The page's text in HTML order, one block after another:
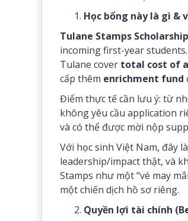
Học bổng này là gì &
Tulane Stamps Scholarship
incoming first-year
Tulane cover total cost of
cấp thêm enrichment fund
Điểm thực tế cần lưu ý: từ
không yêu cầu application
và có thể được mời nộp
Với học sinh Việt Nam, đây
leadership/impact thật, và
Stamps như một “vé may
một chiến dịch hồ sơ riêng.
Quyền lợi tài chính